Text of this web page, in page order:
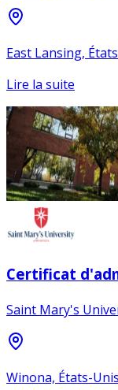
East Lansing,
Lire la suite
Certificat
Saint Mary's
Winona, États-